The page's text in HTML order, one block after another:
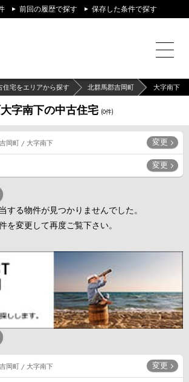
前回の履歴で探す 保存した条件で探す
住宅をエリアから探す 北群馬郡吉岡町 大字南下
字南下の中古住宅 (0件)
岡町 / 大字南下 変更
変更
する物件が見つかりませんでした。
を変更して再度ご覧下さい。
岡町 / 大字南下 変更